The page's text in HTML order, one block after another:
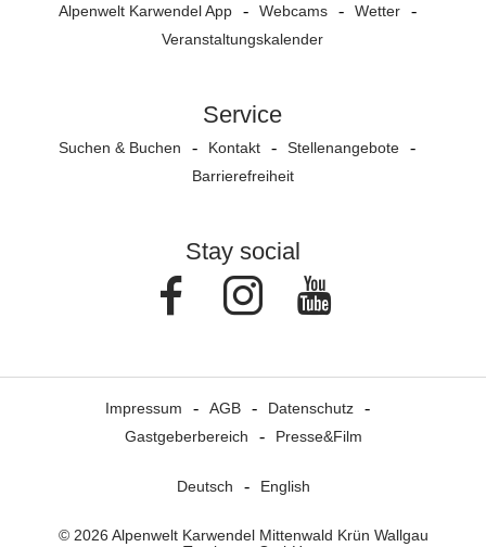
Alpenwelt Karwendel App Webcams
Wetter
Veranstaltungs­kalender
Service
Suchen & Buchen Kontakt
Stellenangebote
Barrierefreiheit
Stay social
FacebookInstagram
Impressum AGB
Datenschutz
Gastgeberbereich
Presse&Film
Deutsch English
© 2026 Alpenwelt Karwendel Mittenwald Krün Wallgau